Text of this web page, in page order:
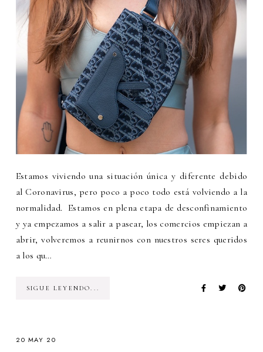
Estamos viviendo una situación única y diferente debido
al Coronavirus, pero poco a poco todo está volviendo a la
normalidad. Estamos en plena etapa de desconfinamiento
y ya empezamos a salir a pasear, los comercios empiezan a
abrir, volveremos a reunirnos con nuestros seres queridos
a los qu…
SIGUE LEYENDO...
20 MAY 20